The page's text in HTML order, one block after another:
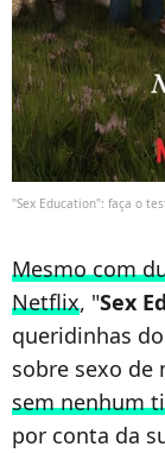
"Sex Education": faça o
Mesmo com
Netflix, "Sex
queridinhas
sobre sexo de
sem nenhum
por conta da